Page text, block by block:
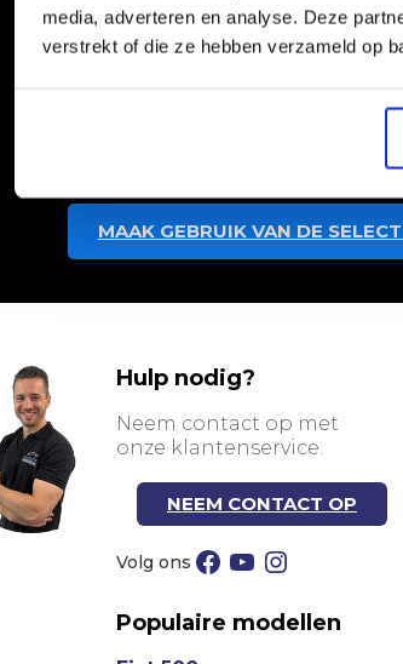
media, adverteren en analyse. Deze
verstrekt of die ze hebben verzameld op
Niet gevonden wat je
voertuig dat maximaal aan je
MAAK GEBRUIK VAN DE
Hulp nodig?
Neem contact op met
onze klantenservice.
NEEM CONTACT OP
Facebook YouTube Instagram
Populaire modellen